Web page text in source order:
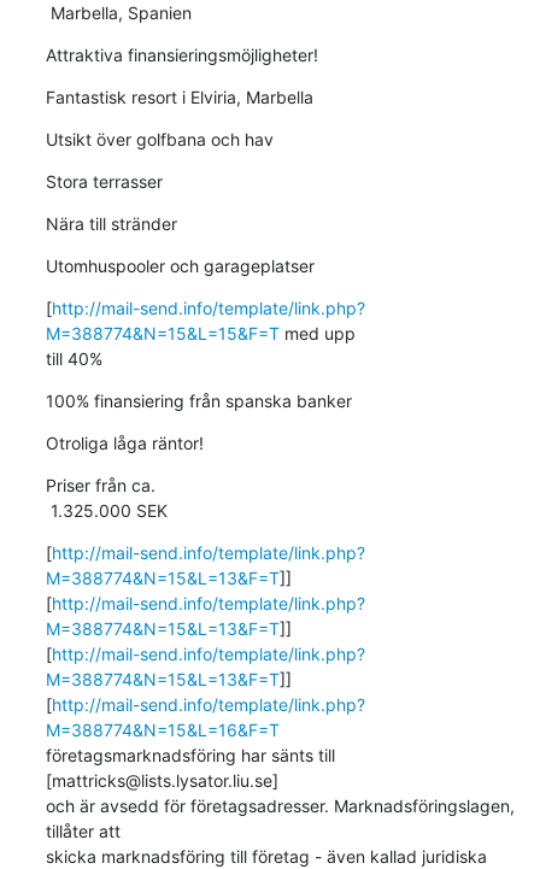
Marbella, Spanien
Attraktiva finansieringsmöjligheter!
Fantastisk resort i Elviria, Marbella
Utsikt över golfbana och hav
Stora terrasser
Nära till stränder
Utomhuspooler och garageplatser
[http://mail-send.info/template/link.php?
M=388774&N=15&L=15&F=T med upp
till 40%
100% finansiering från spanska banker
Otroliga låga räntor!
Priser från ca.
1.325.000 SEK
[http://mail-send.info/template/link.php?
M=388774&N=15&L=13&F=T]]
[http://mail-send.info/template/link.php?
M=388774&N=15&L=13&F=T]]
[http://mail-send.info/template/link.php?
M=388774&N=15&L=13&F=T]]
[http://mail-send.info/template/link.php?
M=388774&N=15&L=16&F=T
företagsmarknadsföring har sänts till
[mattricks@lists.lysator.liu.se]
och är avsedd för företagsadresser. Marknadsföringslagen,
tillåter att
skicka marknadsföring till företag - även kallad juridiska